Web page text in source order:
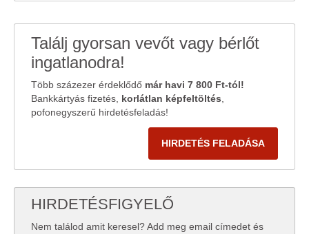
Találj gyorsan vevőt vagy bérlőt
ingatlanodra!
Több százezer érdeklődő már havi 7 800 Ft-tól!
Bankkártyás fizetés, korlátlan képfeltöltés
pofonegyszerű hirdetésfeladás!
HIRDETÉS FELADÁSA
HIRDETÉSFIGYELŐ
Nem találod amit keresel? Add meg email címedet és